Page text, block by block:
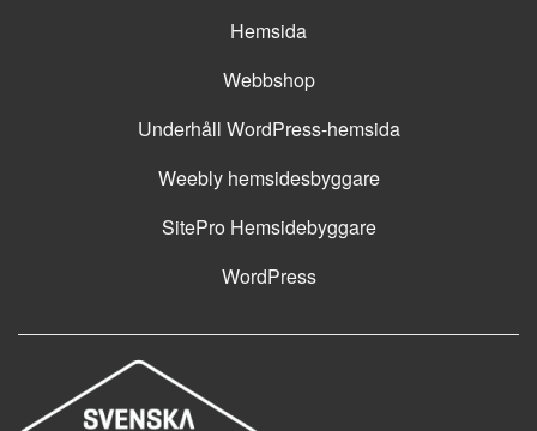
Hemsida
Webbshop
Underhåll WordPress-hemsida
Weebly hemsidesbyggare
SitePro Hemsidebyggare
WordPress